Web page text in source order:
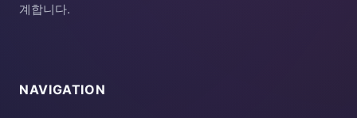
계합니다.
NAVIGATION